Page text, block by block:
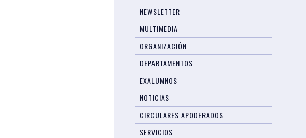
NEWSLETTER
MULTIMEDIA
ORGANIZACIÓN
DEPARTAMENTOS
EXALUMNOS
NOTICIAS
CIRCULARES APODERADOS
SERVICIOS